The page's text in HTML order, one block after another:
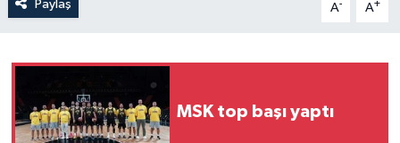
Paylaş A- A+
MSK top başı yaptı